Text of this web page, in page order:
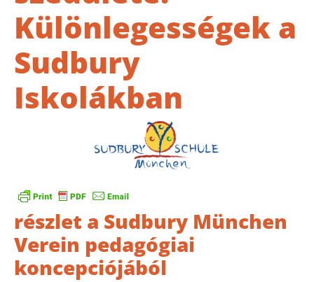
Különlegességek a
Sudbury
Iskolákban
részlet a Sudbury München
Verein pedagógiai
koncepciójából